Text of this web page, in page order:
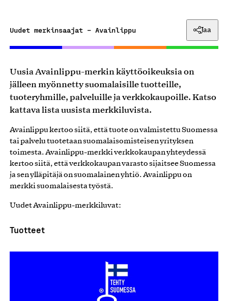
Uudet merkinsaajat – Avainlippu Jaa
Uusia Avainlippu-merkin käyttöoikeuksia on
jälleen myönnetty suomalaisille tuotteille,
tuoteryhmille, palveluille ja verkkokaupoille. Katso
kattava lista uusista merkkiluvista.
Avainlippu kertoo siitä, että tuote on valmistettu Suomessa
tai palvelu tuotetaan suomalaisomisteisen yrityksen
toimesta. Avainlippu-merkki verkkokaupan yhteydessä
kertoo siitä, että verkkokaupan varasto sijaitsee Suomessa
ja sen ylläpitäjä on suomalainen yhtiö. Avainlippu on
merkki suomalaisesta työstä.
Uudet Avainlippu-merkkiluvat:
Tuotteet